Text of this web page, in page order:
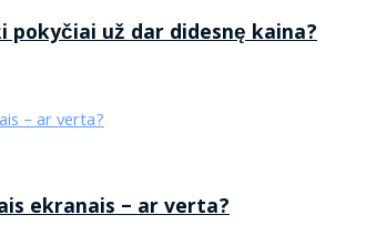
pokyčiai už dar didesnę kaina?
ekranais – ar verta?